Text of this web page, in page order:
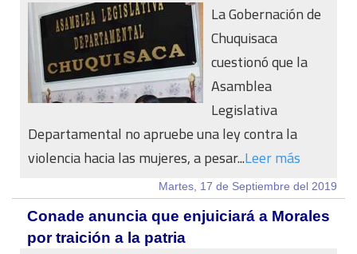
La Gobernación de
Chuquisaca
cuestionó que la
Asamblea
Legislativa
Departamental no apruebe una ley contra la
violencia hacia las mujeres, a pesar...Leer más
Martes, 17 de Septiembre del 2019
Conade anuncia que enjuiciará a Morales
por traición a la patria